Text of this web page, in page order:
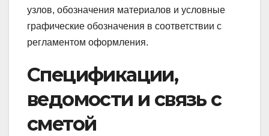
узлов, обозначения материалов и условные
графические обозначения в соответствии с
регламентом оформления.
Спецификации,
ведомости и связь с
сметой